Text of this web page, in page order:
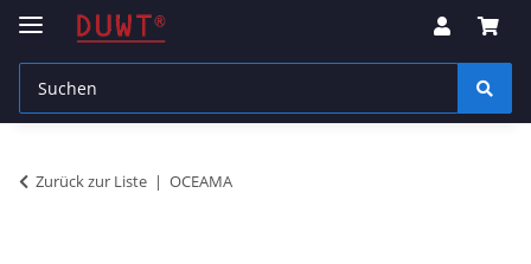
Zurück zur Liste OCEAMA